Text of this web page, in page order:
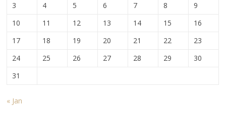
3
4 5 6 7 8
9
10
11 12 13 14 15
16
17
18 19 20 21 22
23
24
25 26 27 28 29
30
31
« Jan